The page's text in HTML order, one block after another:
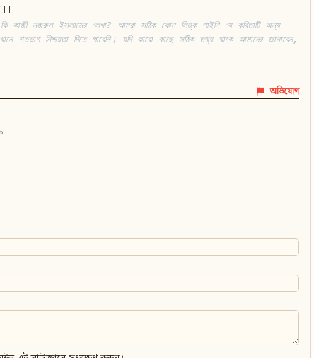
কি কাজী নজরুল ইসলামের লেখা? আমরা সঠিক কোন লিঙ্ক পাইনি যে কবিতাটি অন্য
শতভাগ নিশ্চয়তা দিতে পারেনি। যদি কারো কাছে সঠিক তথ্য থাকে আমাদের জানাবেন,
অভিযোগ